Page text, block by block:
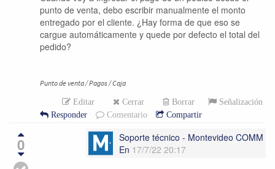
punto de venta, debo escribir manualmente el monto
entregado por el cliente. ¿Hay forma de que eso se
cargue automáticamente y quede por defecto el total del
pedido?
Punto de venta / Pagos / Caja
Editar Cerrar Borrar
Señalización
Responder
Comentario Compartir
0
Soporte técnico - Montevideo COMM
En 17/7/22 20:17